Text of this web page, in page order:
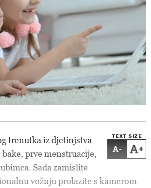
TEXT SIZE
- +
trenutka iz djetinjstva
bake, prve menstruacije,
Sada zamislite
vožnju prolazite s kamerom